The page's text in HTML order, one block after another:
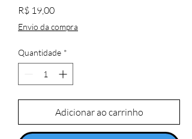
R$ 19,00Preço
Envio da compra
Quantidade *
Adicionar ao carrinho